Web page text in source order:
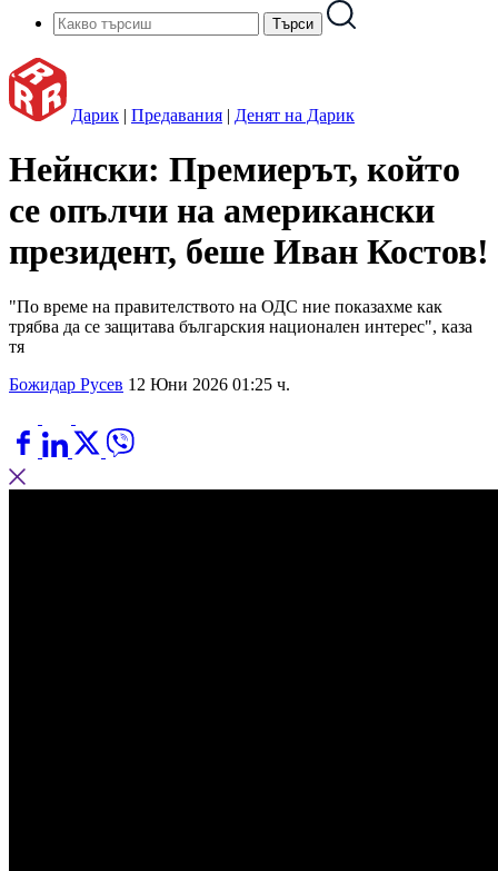
Дарик | Предавания | Денят на Дарик
Нейнски: Премиерът, който
се опълчи на американски
президент, беше Иван Костов!
"По време на правителството на ОДС ние показахме как
трябва да се защитава българския национален интерес", каза
тя
Божидар Русев 12 Юни 2026 01:25 ч.